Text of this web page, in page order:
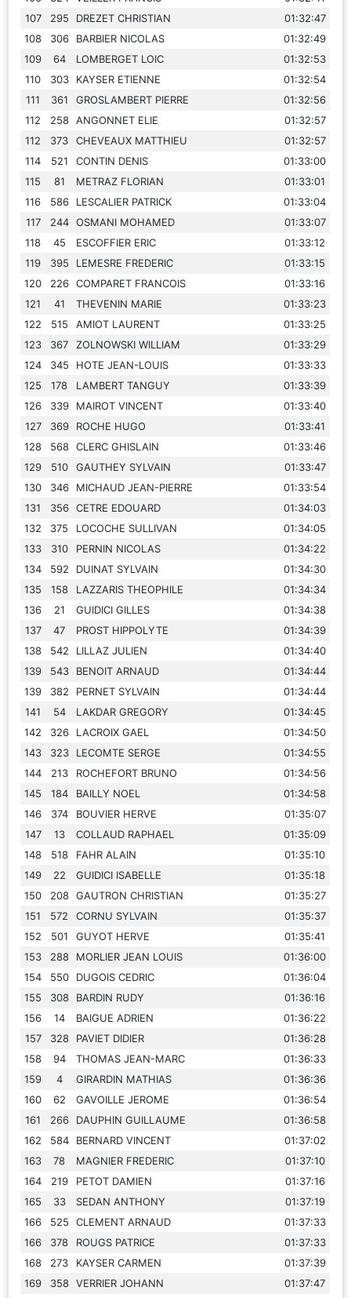
107
295 DREZET CHRISTIAN
01:32:47
108
306 BARBIER NICOLAS
01:32:49
109
64 LOMBERGET LOIC
01:32:53
110
303 KAYSER ETIENNE
01:32:54
111
361 GROSLAMBERT PIERRE
01:32:56
112
258 ANGONNET ELIE
01:32:57
112
373 CHEVEAUX MATTHIEU
01:32:57
114
521 CONTIN DENIS
01:33:00
115
81 METRAZ FLORIAN
01:33:01
116
586 LESCALIER PATRICK
01:33:04
117
244 OSMANI MOHAMED
01:33:07
118
45 ESCOFFIER ERIC
01:33:12
119
395 LEMESRE FREDERIC
01:33:15
120
226 COMPARET FRANCOIS
01:33:16
121
41 THEVENIN MARIE
01:33:23
122
515 AMIOT LAURENT
01:33:25
123
367 ZOLNOWSKI WILLIAM
01:33:29
124
345 HOTE JEAN-LOUIS
01:33:33
125
178 LAMBERT TANGUY
01:33:39
126
339 MAIROT VINCENT
01:33:40
127
369 ROCHE HUGO
01:33:41
128
568 CLERC GHISLAIN
01:33:46
129
510 GAUTHEY SYLVAIN
01:33:47
130
346 MICHAUD JEAN-PIERRE
01:33:54
131
356 CETRE EDOUARD
01:34:03
132
375 LOCOCHE SULLIVAN
01:34:05
133
310 PERNIN NICOLAS
01:34:22
134
592 DUINAT SYLVAIN
01:34:30
135
158 LAZZARIS THEOPHILE
01:34:34
136
21 GUIDICI GILLES
01:34:38
137
47 PROST HIPPOLYTE
01:34:39
138
542 LILLAZ JULIEN
01:34:40
139
543 BENOIT ARNAUD
01:34:44
139
382 PERNET SYLVAIN
01:34:44
141
54 LAKDAR GREGORY
01:34:45
142
326 LACROIX GAEL
01:34:50
143
323 LECOMTE SERGE
01:34:55
144
213 ROCHEFORT BRUNO
01:34:56
145
184 BAILLY NOEL
01:34:58
146
374 BOUVIER HERVE
01:35:07
147
13 COLLAUD RAPHAEL
01:35:09
148
518 FAHR ALAIN
01:35:10
149
22 GUIDICI ISABELLE
01:35:18
150
208 GAUTRON CHRISTIAN
01:35:27
151
572 CORNU SYLVAIN
01:35:37
152
501 GUYOT HERVE
01:35:41
153
288 MORLIER JEAN LOUIS
01:36:00
154
550 DUGOIS CEDRIC
01:36:04
155
308 BARDIN RUDY
01:36:16
156
14 BAIGUE ADRIEN
01:36:22
157
328 PAVIET DIDIER
01:36:28
158
94 THOMAS JEAN-MARC
01:36:33
159
4 GIRARDIN MATHIAS
01:36:36
160
62 GAVOILLE JEROME
01:36:54
161
266 DAUPHIN GUILLAUME
01:36:58
162
584 BERNARD VINCENT
01:37:02
163
78 MAGNIER FREDERIC
01:37:10
164
219 PETOT DAMIEN
01:37:16
165
33 SEDAN ANTHONY
01:37:19
166
525 CLEMENT ARNAUD
01:37:33
166
378 ROUGS PATRICE
01:37:33
168
273 KAYSER CARMEN
01:37:39
169
358 VERRIER JOHANN
01:37:47